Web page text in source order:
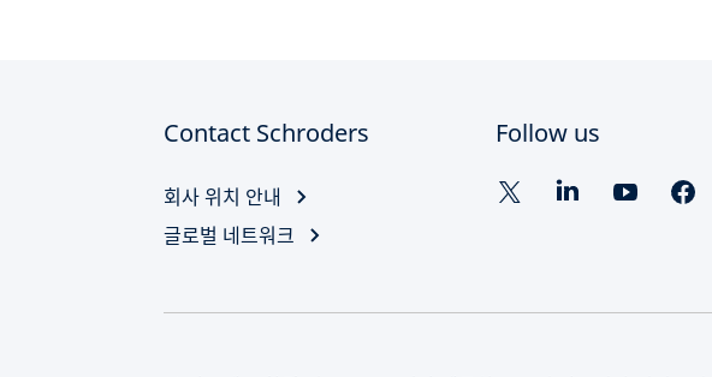
Contact Schroders
회사 위치 안내
글로벌 네트워크
Follow us